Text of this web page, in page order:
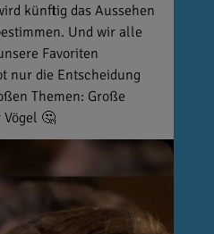
künftig das Aussehen
Und wir alle
Favoriten
nur die Entscheidung
Themen: Große
🤔